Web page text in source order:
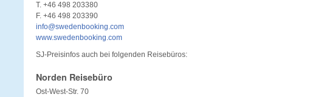
T. +46 498 203380
F. +46 498 203390
info@swedenbooking.com
www.swedenbooking.com
SJ-Preisinfos auch bei folgenden Reisebüros:
Norden Reisebüro
Ost-West-Str. 70